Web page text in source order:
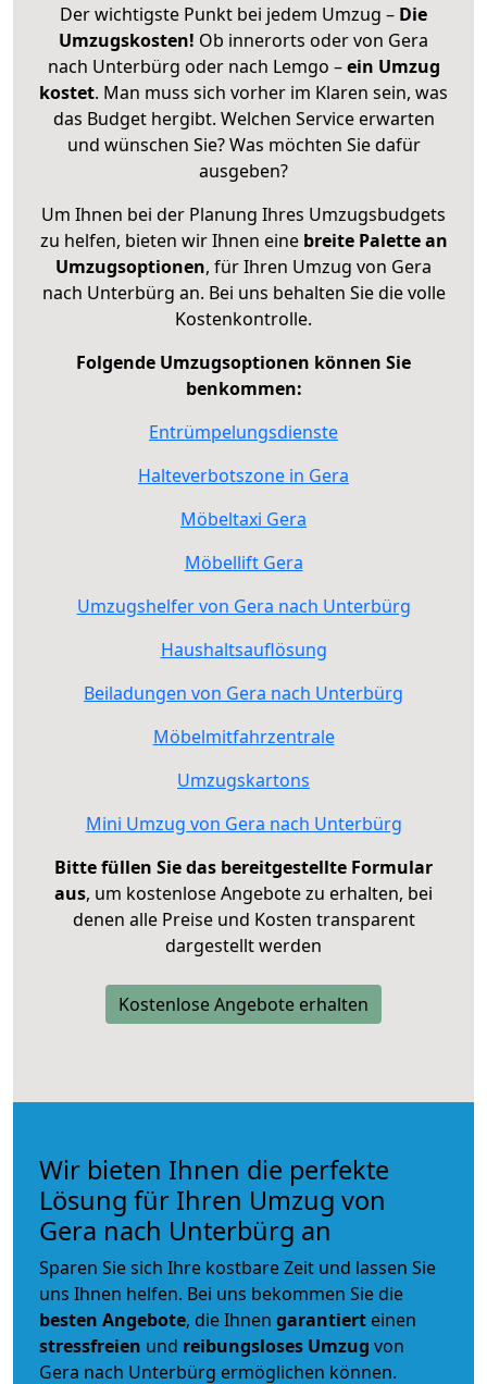
Der wichtigste Punkt bei jedem Umzug – Die
Umzugskosten! Ob innerorts oder von Gera
nach Unterbürg oder nach Lemgo –ein Umzug
kostet. Man muss sich vorher im Klaren sein, was
das Budget hergibt. Welchen Service erwarten
und wünschen Sie? Was möchten Sie dafür
ausgeben?
Um Ihnen bei der Planung Ihres Umzugsbudgets
zu helfen, bieten wir Ihnen eine breite Palette an
Umzugsoptionen, für Ihren Umzug von Gera
nach Unterbürg an. Bei uns behalten Sie die volle
Kostenkontrolle.
Folgende Umzugsoptionen können Sie
benkommen:
Entrümpelungsdienste
Halteverbotszone in Gera
Möbeltaxi Gera
Möbellift Gera
Umzugshelfer von Gera nach Unterbürg
Haushaltsauflösung
Beiladungen von Gera nach Unterbürg
Möbelmitfahrzentrale
Umzugskartons
Mini Umzug von Gera nach Unterbürg
Bitte füllen Sie das bereitgestellte Formular
aus, um kostenlose Angebote zu erhalten, bei
denen alle Preise und Kosten transparent
dargestellt werden
Kostenlose Angebote erhalten
Wir bieten Ihnen die perfekte
Lösung für Ihren Umzug von
Gera nach Unterbürg an
Sparen Sie sich Ihre kostbare Zeit und lassen Sie
uns Ihnen helfen. Bei uns bekommen Sie die
besten Angebote, die Ihnen garantiert einen
stressfreien und reibungsloses Umzug von
Gera nach Unterbürg ermöglichen können.